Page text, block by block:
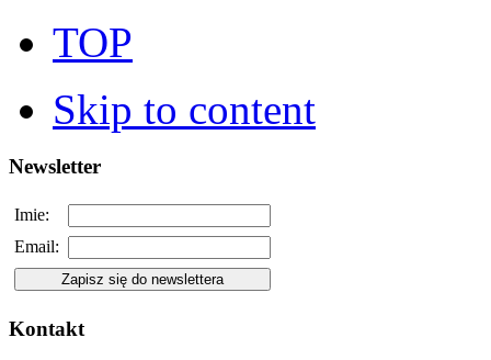
TOP
Skip to content
Newsletter
Imie:
Email:
Kontakt